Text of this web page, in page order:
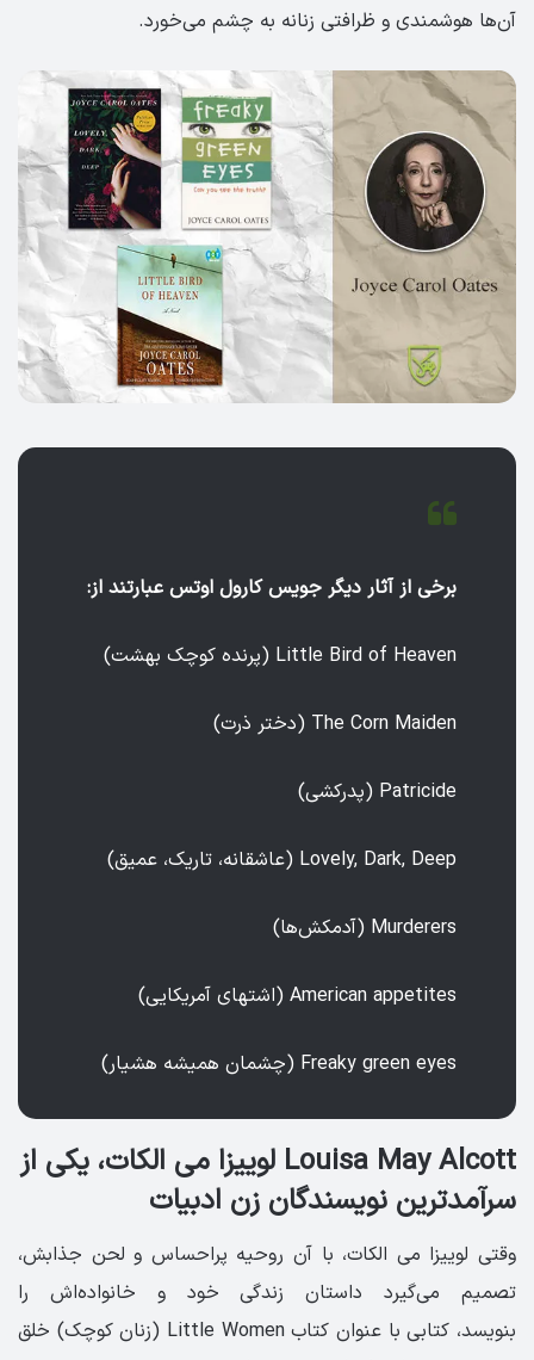
آن‌ها هوشمندی و ظرافتی زنانه به چشم می‌خورد.
برخی از آثار دیگر جویس کارول اوتس عبارتند از:
Little Bird of Heaven (پرنده کوچک بهشت)
The Corn Maiden (دختر ذرت)
Patricide (پدر‌کشی)
Lovely, Dark, Deep (عاشقانه، تاریک، عمیق)
Murderers (آدمکش‌ها)
American appetites (اشتهای آمریکایی)
Freaky green eyes (چشمان همیشه هشیار)
Louisa May Alcott لوییزا می الکات، یکی از
سرآمدترین نویسندگان زن ادبیات
وقتی لوییزا می الکات، با آن روحیه پر‌احساس و لحن جذابش،
تصمیم می‌گیرد داستان زندگی خود و خانواده‌اش را
بنویسد، کتابی با عنوان کتاب Little Women‎ (زنان کوچک) خلق